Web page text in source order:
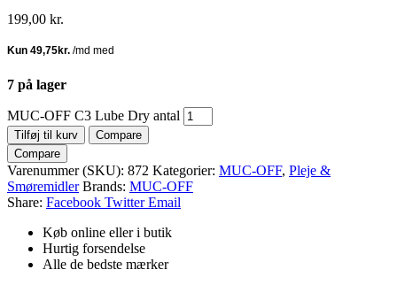
199,00 kr.
7 på lager
MUC-OFF C3 Lube Dry antal
Tilføj til kurv
Compare
Compare
Varenummer (SKU): 872 Kategorier: MUC-OFF, Pleje &
Smøremidler Brands: MUC-OFF
Share: Facebook Twitter Email
Køb online eller i butik
Hurtig forsendelse
Alle de bedste mærker